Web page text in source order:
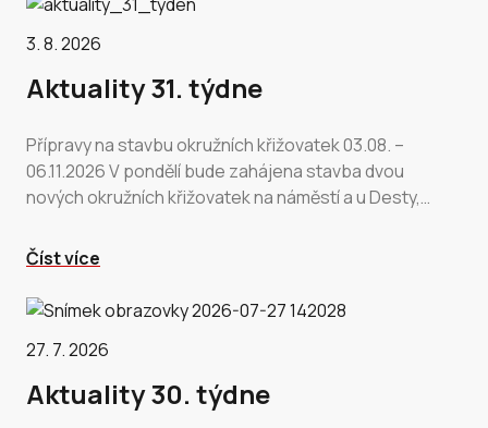
3. 8. 2026
Aktuality 31. týdne
Přípravy na stavbu okružních křižovatek 03.08. –
06.11.2026 V pondělí bude zahájena stavba dvou
nových okružních křižovatek na náměstí a u Desty,
Číst více
27. 7. 2026
Aktuality 30. týdne